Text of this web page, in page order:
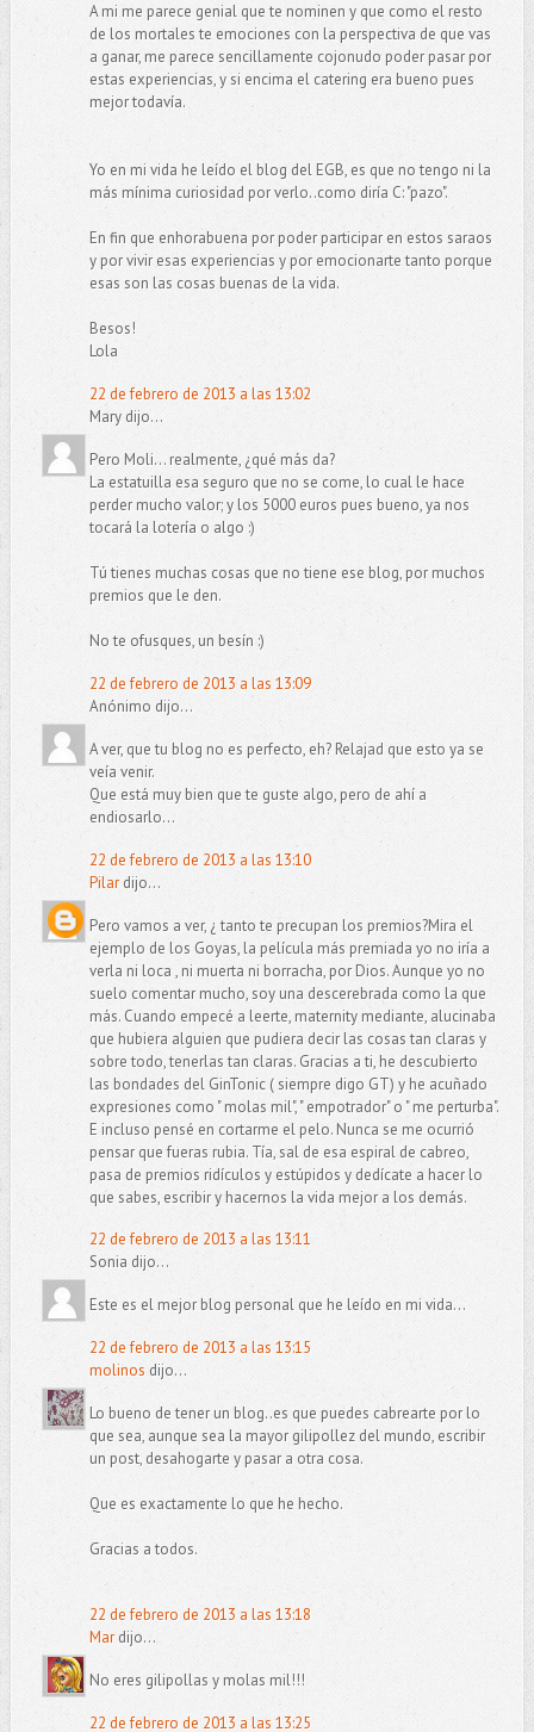
A mi me parece genial que te nominen y que como el resto
de los mortales te emociones con la perspectiva de que vas
a ganar, me parece sencillamente cojonudo poder pasar por
estas experiencias, y si encima el catering era bueno pues
mejor todavía.
Yo en mi vida he leído el blog del EGB, es que no tengo ni la
más mínima curiosidad por verlo..como diría C: "pazo".
En fin que enhorabuena por poder participar en estos saraos
y por vivir esas experiencias y por emocionarte tanto porque
esas son las cosas buenas de la vida.
Besos!
Lola
22 de febrero de 2013 a las 13:02
Mary dijo...
Pero Moli... realmente, ¿qué más da?
La estatuilla esa seguro que no se come, lo cual le hace
perder mucho valor; y los 5000 euros pues bueno, ya nos
tocará la lotería o algo :)
Tú tienes muchas cosas que no tiene ese blog, por muchos
premios que le den.
No te ofusques, un besín :)
22 de febrero de 2013 a las 13:09
Anónimo dijo...
A ver, que tu blog no es perfecto, eh? Relajad que esto ya se
veía venir.
Que está muy bien que te guste algo, pero de ahí a
endiosarlo...
22 de febrero de 2013 a las 13:10
Pilardijo...
Pero vamos a ver, ¿ tanto te precupan los premios?Mira el
ejemplo de los Goyas, la película más premiada yo no iría a
verla ni loca , ni muerta ni borracha, por Dios. Aunque yo no
suelo comentar mucho, soy una descerebrada como la que
más. Cuando empecé a leerte, maternity mediante, alucinaba
que hubiera alguien que pudiera decir las cosas tan claras y
sobre todo, tenerlas tan claras. Gracias a ti, he descubierto
las bondades del GinTonic ( siempre digo GT) y he acuñado
expresiones como " molas mil", " empotrador" o " me perturba".
E incluso pensé en cortarme el pelo. Nunca se me ocurrió
pensar que fueras rubia. Tía, sal de esa espiral de cabreo,
pasa de premios ridículos y estúpidos y dedícate a hacer lo
que sabes, escribir y hacernos la vida mejor a los demás.
22 de febrero de 2013 a las 13:11
Sonia dijo...
Este es el mejor blog personal que he leído en mi vida...
22 de febrero de 2013 a las 13:15
molinos dijo...
Lo bueno de tener un blog..es que puedes cabrearte por lo
que sea, aunque sea la mayor gilipollez del mundo, escribir
un post, desahogarte y pasar a otra cosa.
Que es exactamente lo que he hecho.
Gracias a todos.
22 de febrero de 2013 a las 13:18
Mardijo...
No eres gilipollas y molas mil!!!
22 de febrero de 2013 a las 13:25